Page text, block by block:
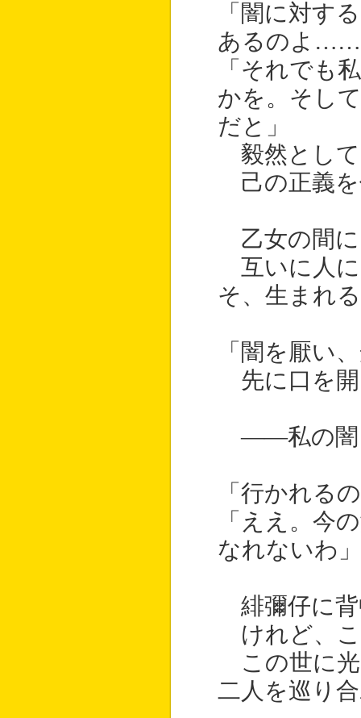
「闇に対す
あるのよ……
「それでも
かを。そし
だと」
毅然として
己の正義を
乙女の間に
互いに人に
そ、生まれ
「闇を厭い
先に口を開
――私の闇
「行かれる
「ええ。今
なれないわ」
緋彌仔に背
けれど、こ
この世に光
二人を巡り